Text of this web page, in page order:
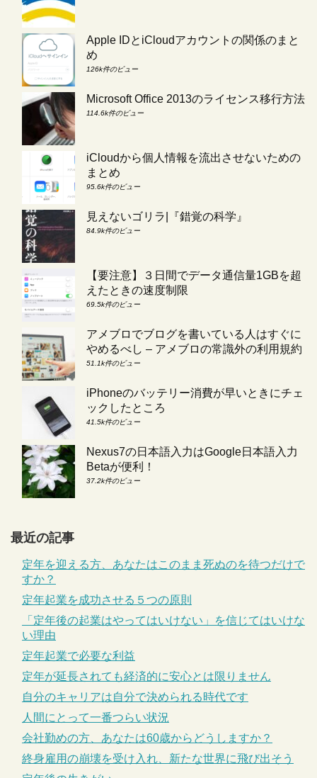
Apple IDとiCloudアカウントの関係のまと
め
126k件のビュー
Microsoft Office 2013のライセンス移行方法
114.6k件のビュー
iCloudから個人情報を流出させないための
まとめ
95.6k件のビュー
見えないゴリラ|『錯覚の科学』
84.9k件のビュー
【要注意】３日間でデータ通信量1GBを超
えたときの速度制限
69.5k件のビュー
アメブロでブログを書いている人はすぐに
やめるべし – アメブロの常識外の利用規約
51.1k件のビュー
iPhoneのバッテリー消費が早いときにチェ
ックしたところ
41.5k件のビュー
Nexus7の日本語入力はGoogle日本語入力
Betaが便利！
37.2k件のビュー
最近の記事
定年を迎える方、あなたはこのまま死ぬのを待つだけで
すか？
定年起業を成功させる５つの原則
「定年後の起業はやってはいけない」を信じてはいけな
い理由
定年起業で必要な利益
定年が延長されても経済的に安心とは限りません
自分のキャリアは自分で決められる時代です
人間にとって一番つらい状況
会社勤めの方、あなたは60歳からどうしますか？
終身雇用の崩壊を受け入れ、新たな世界に飛び出そう